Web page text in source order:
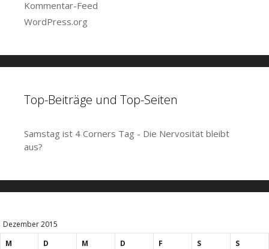
Kommentar-Feed
WordPress.org
Top-Beiträge und Top-Seiten
Samstag ist 4 Corners Tag - Die Nervosität bleibt
aus?
Dezember 2015
M
D M D F S S